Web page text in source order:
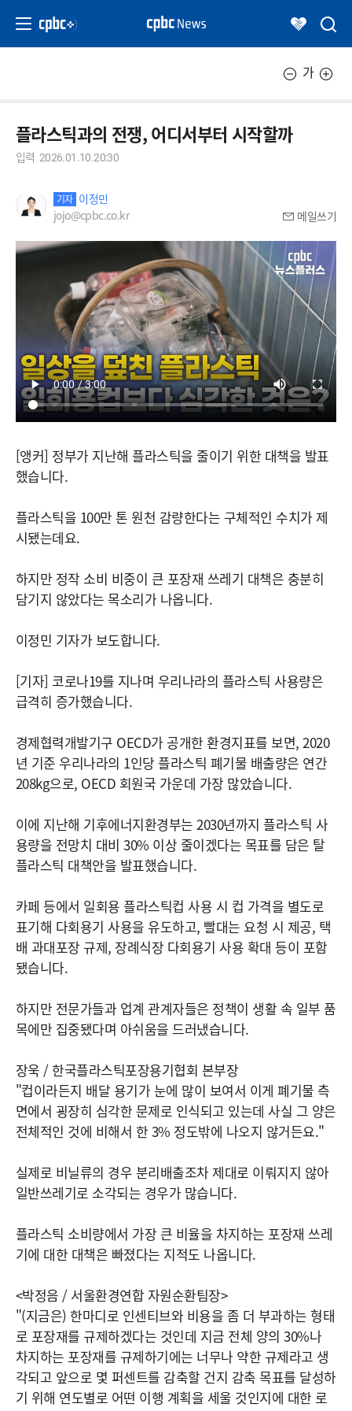
가
플라스틱과의 전쟁, 어디서부터 시작할까
입력 2026.01.10.20:30
기자 이정민
jojo@cpbc.co.kr
메일쓰기
[앵커] 정부가 지난해 플라스틱을 줄이기 위한 대책을 발표
했습니다.
플라스틱을 100만 톤 원천 감량한다는 구체적인 수치가 제
시됐는데요.
하지만 정작 소비 비중이 큰 포장재 쓰레기 대책은 충분히
담기지 않았다는 목소리가 나옵니다.
이정민 기자가 보도합니다.
[기자] 코로나19를 지나며 우리나라의 플라스틱 사용량은
급격히 증가했습니다.
경제협력개발기구 OECD가 공개한 환경지표를 보면, 2020
년 기준 우리나라의 1인당 플라스틱 폐기물 배출량은 연간
208kg으로, OECD 회원국 가운데 가장 많았습니다.
이에 지난해 기후에너지환경부는 2030년까지 플라스틱 사
용량을 전망치 대비 30% 이상 줄이겠다는 목표를 담은 탈
플라스틱 대책안을 발표했습니다.
카페 등에서 일회용 플라스틱컵 사용 시 컵 가격을 별도로
표기해 다회용기 사용을 유도하고, 빨대는 요청 시 제공, 택
배 과대포장 규제, 장례식장 다회용기 사용 확대 등이 포함
됐습니다.
하지만 전문가들과 업계 관계자들은 정책이 생활 속 일부 품
목에만 집중됐다며 아쉬움을 드러냈습니다.
장욱 / 한국플라스틱포장용기협회 본부장
"컵이라든지 배달 용기가 눈에 많이 보여서 이게 폐기물 측
면에서 굉장히 심각한 문제로 인식되고 있는데 사실 그 양은
전체적인 것에 비해서 한 3% 정도밖에 나오지 않거든요."
실제로 비닐류의 경우 분리배출조차 제대로 이뤄지지 않아
일반쓰레기로 소각되는 경우가 많습니다.
플라스틱 소비량에서 가장 큰 비율을 차지하는 포장재 쓰레
기에 대한 대책은 빠졌다는 지적도 나옵니다.
<박정음 / 서울환경연합 자원순환팀장>
"(지금은) 한마디로 인센티브와 비용을 좀 더 부과하는 형태
로 포장재를 규제하겠다는 것인데 지금 전체 양의 30%나
차지하는 포장재를 규제하기에는 너무나 약한 규제라고 생
각되고 앞으로 몇 퍼센트를 감축할 건지 감축 목표를 달성하
기 위해 연도별로 어떤 이행 계획을 세울 것인지에 대한 로